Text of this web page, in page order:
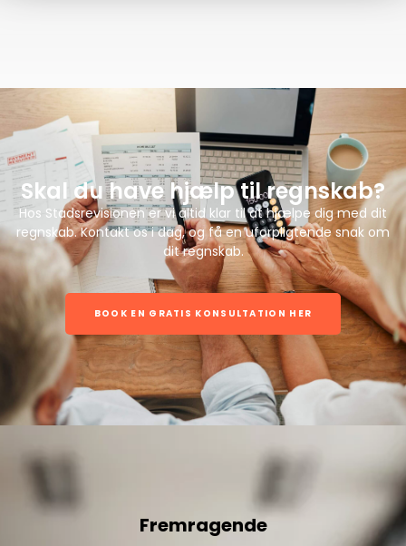
Skal du have hjælp til regnskab?
Hos Stadsrevisionen er vi altid klar til at hjælpe dig med dit
regnskab. Kontakt os i dag, og få en uforpligtende snak om
dit regnskab.
BOOK EN GRATIS KONSULTATION HER
Fremragende